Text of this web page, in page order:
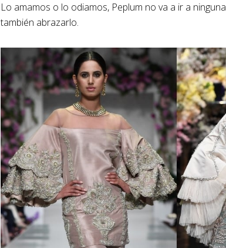
Lo amamos o lo odiamos, Peplum no va a ir a
también abrazarlo.